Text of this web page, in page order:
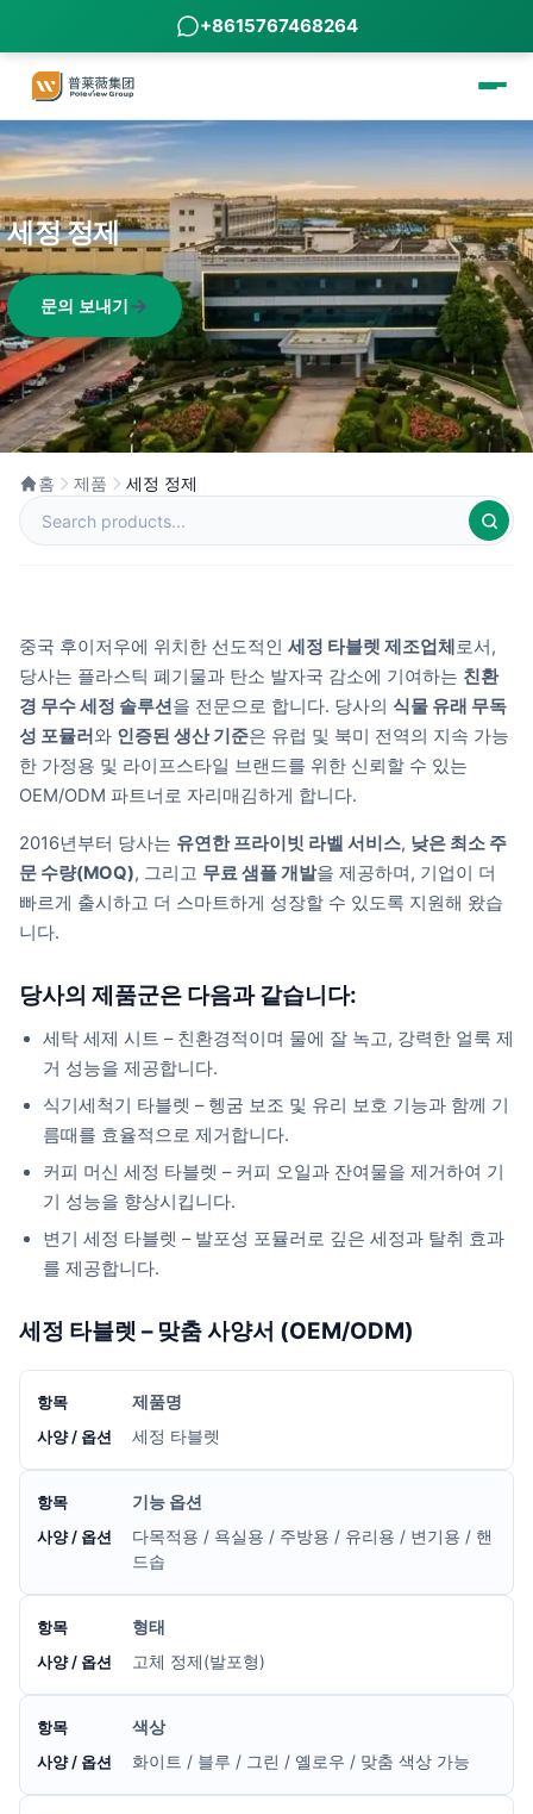
+8615767468264
세정 정제
문의 보내기
홈 제품 세정 정제
중국 후이저우에 위치한 선도적인 세정 타블렛 제조업체로서,
당사는 플라스틱 폐기물과 탄소 발자국 감소에 기여하는 친환
경 무수 세정 솔루션을 전문으로 합니다. 당사의 식물 유래 무독
성 포뮬러와 인증된 생산 기준은 유럽 및 북미 전역의 지속 가능
한 가정용 및 라이프스타일 브랜드를 위한 신뢰할 수 있는
OEM/ODM 파트너로 자리매김하게 합니다.
2016년부터 당사는 유연한 프라이빗 라벨 서비스, 낮은 최소 주
문 수량(MOQ), 그리고 무료 샘플 개발을 제공하며, 기업이 더
빠르게 출시하고 더 스마트하게 성장할 수 있도록 지원해 왔습
니다.
당사의 제품군은 다음과 같습니다:
세탁 세제 시트 – 친환경적이며 물에 잘 녹고, 강력한 얼룩 제
거 성능을 제공합니다.
식기세척기 타블렛 – 헹굼 보조 및 유리 보호 기능과 함께 기
름때를 효율적으로 제거합니다.
커피 머신 세정 타블렛 – 커피 오일과 잔여물을 제거하여 기
기 성능을 향상시킵니다.
변기 세정 타블렛 – 발포성 포뮬러로 깊은 세정과 탈취 효과
를 제공합니다.
세정 타블렛 – 맞춤 사양서 (OEM/ODM)
제품명
세정 타블렛
기능 옵션
다목적용 / 욕실용 / 주방용 / 유리용 / 변기용 / 핸
드솝
형태
고체 정제(발포형)
색상
화이트 / 블루 / 그린 / 옐로우 / 맞춤 색상 가능